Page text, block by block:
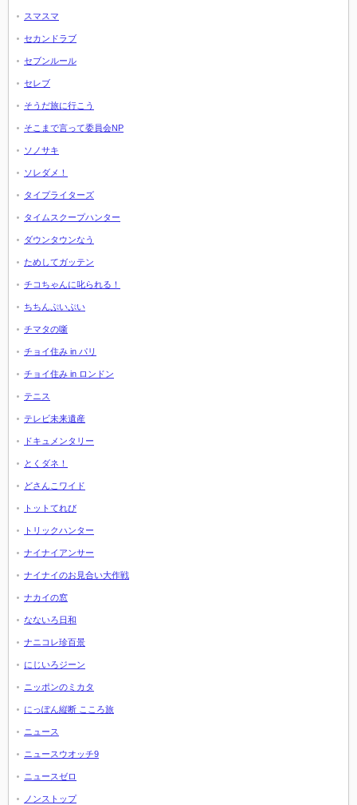
スマスマ
セカンドラブ
セブンルール
セレブ
そうだ旅に行こう
そこまで言って委員会NP
ソノサキ
ソレダメ！
タイプライターズ
タイムスクープハンター
ダウンタウンなう
ためしてガッテン
チコちゃんに叱られる！
ちちんぷいぷい
チマタの噺
チョイ住み in パリ
チョイ住み in ロンドン
テニス
テレビ未来遺産
ドキュメンタリー
とくダネ！
どさんこワイド
トットてれび
トリックハンター
ナイナイアンサー
ナイナイのお見合い大作戦
ナカイの窓
なないろ日和
ナニコレ珍百景
にじいろジーン
ニッポンのミカタ
にっぽん縦断 こころ旅
ニュース
ニュースウオッチ9
ニュースゼロ
ノンストップ